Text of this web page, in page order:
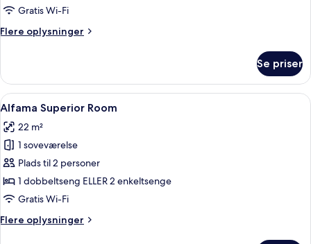
Gratis Wi-Fi
Flere oplysninger
Flere
Room
Se priser
Indlæs
alle
billeder
af
Alfama
Superior
Room
Et hotelværelse med to senge, et
4
Alfama Superior Room
22 m²
1 soveværelse
Plads til 2 personer
1 dobbeltseng ELLER 2 enkeltsenge
Gratis Wi-Fi
Flere oplysninger
Flere